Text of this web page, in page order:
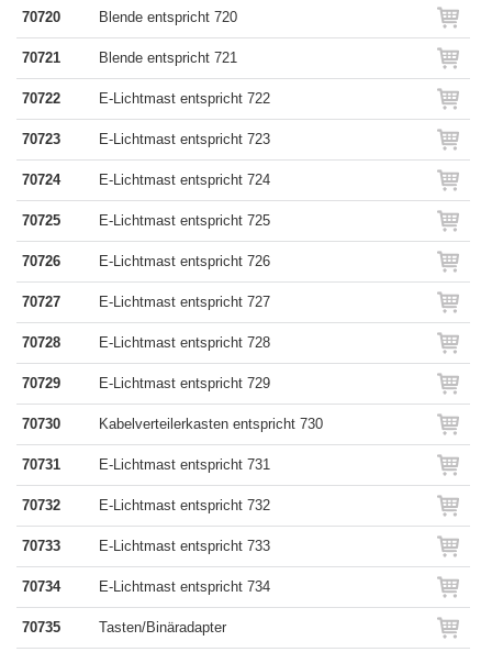
70720 Blende entspricht 720
70721 Blende entspricht 721
70722 E-Lichtmast entspricht 722
70723 E-Lichtmast entspricht 723
70724 E-Lichtmast entspricht 724
70725 E-Lichtmast entspricht 725
70726 E-Lichtmast entspricht 726
70727 E-Lichtmast entspricht 727
70728 E-Lichtmast entspricht 728
70729 E-Lichtmast entspricht 729
70730 Kabelverteilerkasten entspricht 730
70731 E-Lichtmast entspricht 731
70732 E-Lichtmast entspricht 732
70733 E-Lichtmast entspricht 733
70734 E-Lichtmast entspricht 734
70735 Tasten/Binäradapter